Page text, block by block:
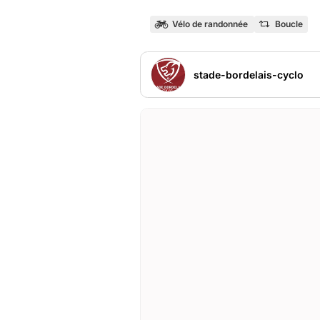
Vélo de randonnée Boucle
stade-bordelais-cyclo